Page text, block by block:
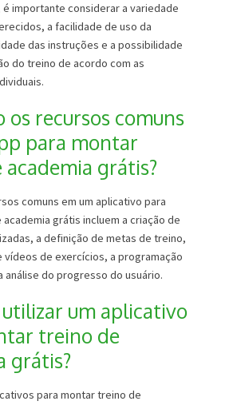
importante considerar a variedade
a facilidade de uso da
das instruções e a possibilidade
do treino de acordo com as
os recursos comuns
para montar
grátis?
comuns em um aplicativo para
grátis incluem a criação de
a definição de metas de treino,
vídeos de exercícios, a programação
análise do progresso do usuário.
utilizar um aplicativo
treino de
grátis?
para montar treino de